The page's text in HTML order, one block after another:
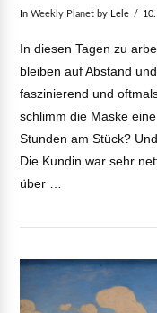
InWeekly Planet by Lele
In diesen Tagen zu
bleiben auf Abstand
faszinierend und
schlimm die Maske
Stunden am Stück?
Die Kundin war sehr
über …